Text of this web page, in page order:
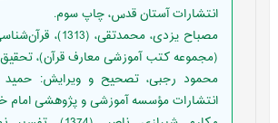
انتشارات آستان قدس، چاپ سوم.
مصباح یزدی، محمدتقی،
(مجموعه کتب آموزشی معارف قرآن)،
محمود رجبی، تصحیح و ویرایش: حمید
انتشارات مؤسسه آموزشی و پژوهشی امام